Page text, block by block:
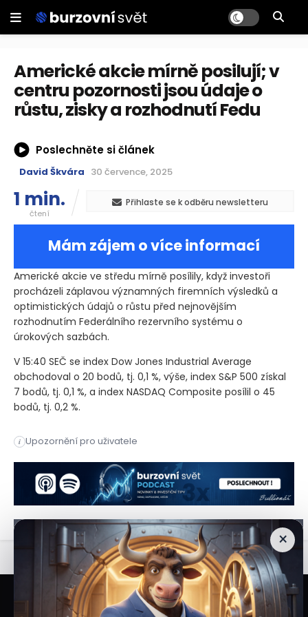
Americké akcie mírně posilují; v
centru pozornosti jsou údaje o
růstu, zisky a rozhodnutí Fedu
Poslechněte si článek
David Škvára 30 července, 2025
1 min.
čtení
Přihlaste se k odběru newsletteru
Mám zájem o více informací
Americké akcie ve středu mírně posílily, když investoři
procházeli záplavou významných firemních výsledků a
optimistických údajů o růstu před nejnovějším
rozhodnutím Federálního rezervního systému o
úrokových sazbách.
V 15:40 SEČ se index Dow Jones Industrial Average
obchodoval o 20 bodů, tj. 0,1 %, výše, index S&P 500 získal
7 bodů, tj. 0,1 %, a index NASDAQ Composite posílil o 45
bodů, tj. 0,2 %.
i Upozornění pro uživatele
Americké akcie ve středu mírně posílily, když investoři
×
Veškeré informace a materiály zveřejněné na internetových stránkách